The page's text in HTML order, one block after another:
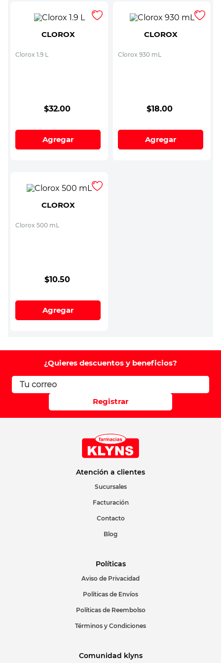
CLOROX
Clorox 1.9 L
$32.00
Agregar
CLOROX
Clorox 930 mL
$18.00
Agregar
CLOROX
Clorox 500 mL
$10.50
Agregar
¿Quieres descuentos y beneficios?
Registrar
Atención a clientes
Sucursales
Facturación
Contacto
Blog
Políticas
Aviso de Privacidad
Políticas de Envíos
Políticas de Reembolso
Términos y Condiciones
Comunidad klyns